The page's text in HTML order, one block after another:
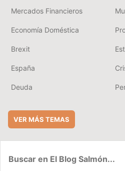
Mercados Financieros
Economía Doméstica
Brexit
España
Deuda
VER MÁS TEMAS